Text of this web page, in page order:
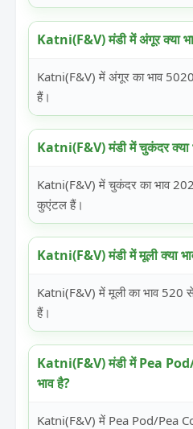
Katni(F&V) मंडी में अंगूर क्या
Katni(F&V) में अंगूर का भाव
हैं।
Katni(F&V) मंडी में चुकंदर क्या
Katni(F&V) में चुकंदर का भाव
कुएंटल हैं।
Katni(F&V) मंडी में मूली क्या
Katni(F&V) में मूली का भाव
हैं।
Katni(F&V) मंडी में Pea
भाव है?
Katni(F&V) में Pea Pod/Pea